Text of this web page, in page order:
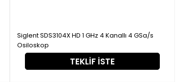
TEKLIF İSTE
Siglent SDS3104X HD 1 GHz 4 Kanallı 4 GSa/s
Osiloskop